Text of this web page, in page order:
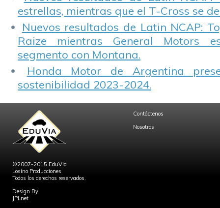
estrellas, mientras que el T-Cross se
Nuevos resultados de Latin NCAP:
Raize mientras General Motors
segmento con Montana.
Honda Motor de Argentina
sostenibilidad 2023-2024.
©2007-2015 EduVia
Losino Producciones
Todos los derechos reservados.
Design By
JPLnet
Contáctenos
Nosotros